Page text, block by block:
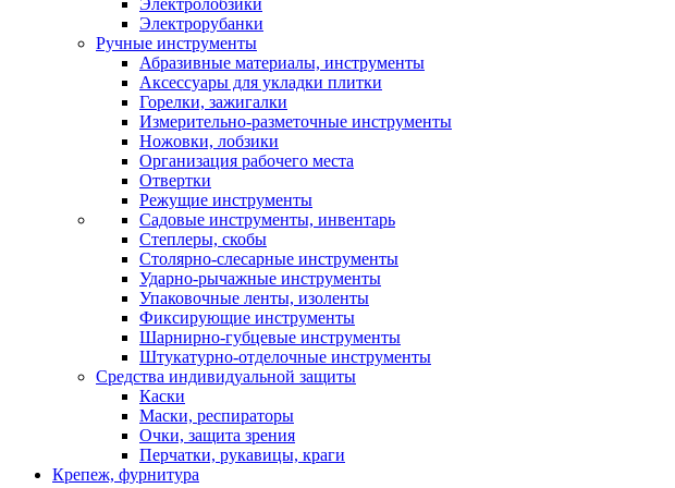
Электрорубанки
Ручные инструменты
Абразивные материалы, инструменты
Аксессуары для укладки плитки
Горелки, зажигалки
Измерительно-разметочные инструменты
Ножовки, лобзики
Организация рабочего места
Отвертки
Режущие инструменты
Садовые инструменты, инвентарь
Степлеры, скобы
Столярно-слесарные инструменты
Ударно-рычажные инструменты
Упаковочные ленты, изоленты
Фиксирующие инструменты
Шарнирно-губцевые инструменты
Штукатурно-отделочные инструменты
Средства индивидуальной защиты
Каски
Маски, респираторы
Очки, защита зрения
Перчатки, рукавицы, краги
Крепеж, фурнитура